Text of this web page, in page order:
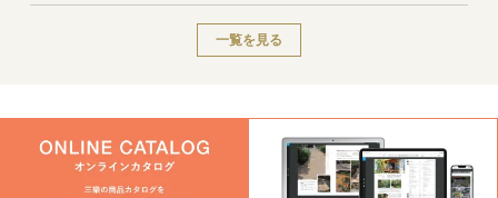
一覧を見る